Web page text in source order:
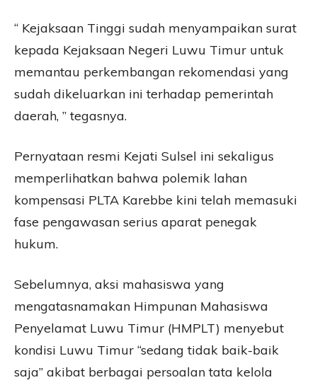
“ Kejaksaan Tinggi sudah menyampaikan surat
kepada Kejaksaan Negeri Luwu Timur untuk
memantau perkembangan rekomendasi yang
sudah dikeluarkan ini terhadap pemerintah
daerah, ” tegasnya.
Pernyataan resmi Kejati Sulsel ini sekaligus
memperlihatkan bahwa polemik lahan
kompensasi PLTA Karebbe kini telah memasuki
fase pengawasan serius aparat penegak
hukum.
Sebelumnya, aksi mahasiswa yang
mengatasnamakan Himpunan Mahasiswa
Penyelamat Luwu Timur (HMPLT) menyebut
kondisi Luwu Timur “sedang tidak baik-baik
saja” akibat berbagai persoalan tata kelola